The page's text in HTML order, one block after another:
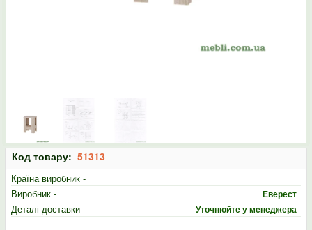
Код товару: 51313
Країна виробник -
Виробник -
Еверест
Деталі доставки - Уточнюйте у менеджера